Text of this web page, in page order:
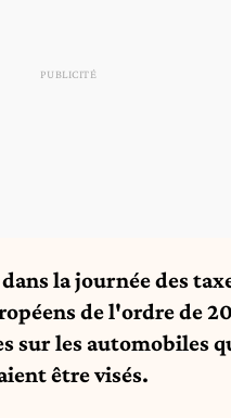
la journée des
de l'ordre de
sur les automobiles
être visés.